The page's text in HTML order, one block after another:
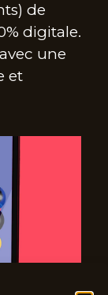
de
digitale.
une
et